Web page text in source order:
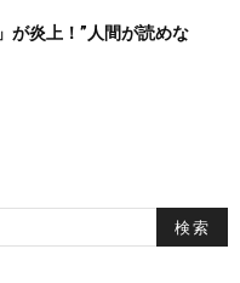
が炎上！”人間が読めな